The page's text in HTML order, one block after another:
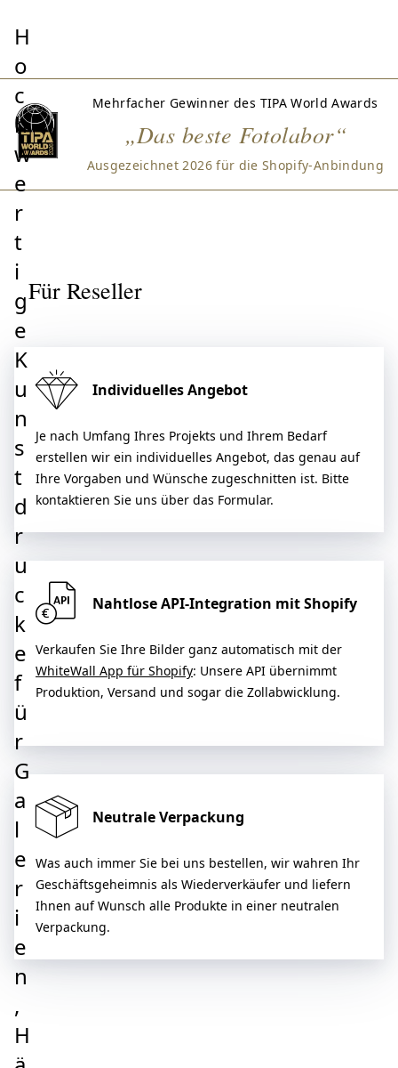
H
o
c
h
w
e
r
t
i
g
e
K
u
n
s
t
d
r
u
c
k
e
f
ü
r
G
a
l
e
r
i
e
n
,
H
Mehrfacher Gewinner des TIPA World Awards
„Das beste Fotolabor“
Ausgezeichnet 2026 für die Shopify-Anbindung
Für Reseller
Individuelles Angebot
Je nach Umfang Ihres Projekts und Ihrem Bedarf
erstellen wir ein individuelles Angebot, das genau auf
Ihre Vorgaben und Wünsche zugeschnitten ist. Bitte
kontaktieren Sie uns über das Formular.
Nahtlose API-Integration mit Shopify
Verkaufen Sie Ihre Bilder ganz automatisch mit der
WhiteWall App für Shopify: Unsere API übernimmt
Produktion, Versand und sogar die Zollabwicklung.
Neutrale Verpackung
Was auch immer Sie bei uns bestellen, wir wahren Ihr
Geschäftsgeheimnis als Wiederverkäufer und liefern
Ihnen auf Wunsch alle Produkte in einer neutralen
Verpackung.